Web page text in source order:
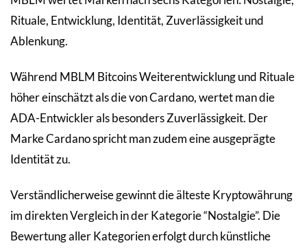
Rituale, Entwicklung, Identität, Zuverlässigkeit und
Ablenkung.
Während MBLM Bitcoins Weiterentwicklung und Rituale
höher einschätzt als die von Cardano, wertet man die
ADA-Entwickler als besonders Zuverlässigkeit. Der
Marke Cardano spricht man zudem eine ausgeprägte
Identität zu.
Verständlicherweise gewinnt die älteste Kryptowährung
im direkten Vergleich in der Kategorie “Nostalgie”. Die
Bewertung aller Kategorien erfolgt durch künstliche